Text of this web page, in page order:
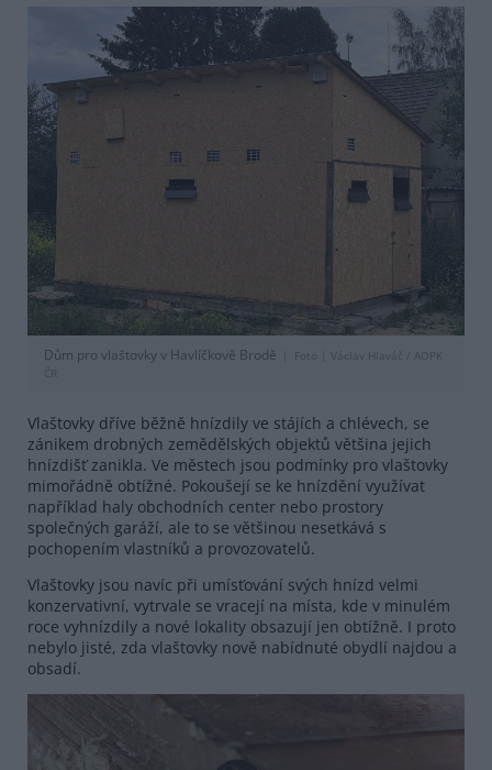
Dům pro vlaštovky v Havlíčkově Brodě Foto |
Václav Hlaváč / AOPK
ČR
Vlaštovky dříve běžně hnízdily ve stájích a chlévech, se
zánikem drobných zemědělských objektů většina jejich
hnízdišť zanikla. Ve městech jsou podmínky pro vlaštovky
mimořádně obtížné. Pokoušejí se ke hnízdění využívat
například haly obchodních center nebo prostory
společných garáží, ale to se většinou nesetkává s
pochopením vlastníků a provozovatelů.
Vlaštovky jsou navíc při umísťování svých hnízd velmi
konzervativní, vytrvale se vracejí na místa, kde v minulém
roce vyhnízdily a nové lokality obsazují jen obtížně. I proto
nebylo jisté, zda vlaštovky nově nabídnuté obydlí najdou a
obsadí.